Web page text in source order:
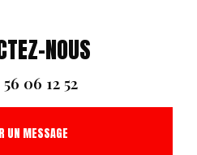
NOUS
56 06 12 52
UN MESSAGE